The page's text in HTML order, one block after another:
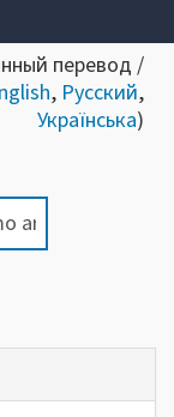
перевод /
, Русский,
Українська)